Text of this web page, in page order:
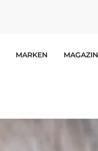
MARKEN MAGAZIN